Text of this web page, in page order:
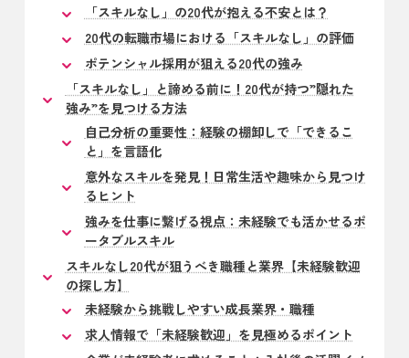
「スキルなし」の20代が抱える不安とは？
20代の転職市場における「スキルなし」の評価
ポテンシャル採用が狙える20代の強み
「スキルなし」と諦める前に！20代が持つ”隠れた
強み”を見つける方法
自己分析の重要性：経験の棚卸しで「できるこ
と」を言語化
意外なスキルを発見！日常生活や趣味から見つけ
るヒント
強みを仕事に繋げる視点：未経験でも活かせるポ
ータブルスキル
スキルなし20代が狙うべき職種と業界【未経験歓迎
の探し方】
未経験から挑戦しやすい成長業界・職種
求人情報で「未経験歓迎」を見極めるポイント